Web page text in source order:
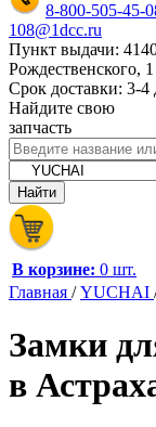
8-800-505-45-
108@1dcc.ru
Пункт выдачи:
Рождественского, 1
Срок доставки: 3-4
Найдите свою
запчасть
В корзине: 0 шт.
Главная /YUCHAI
Замки
в